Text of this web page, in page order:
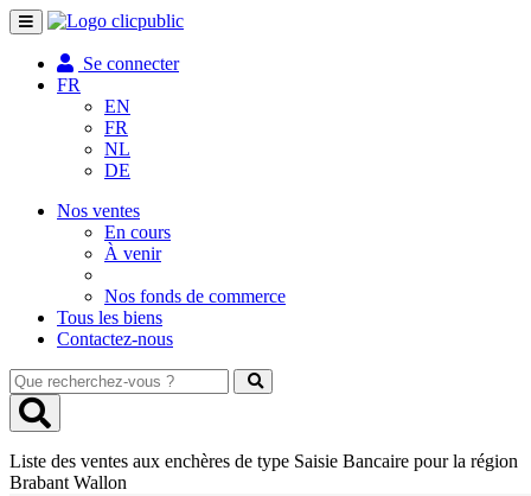
Toggle
navigation
Se connecter
FR
EN
FR
NL
DE
Nos ventes
En cours
À venir
Nos fonds de commerce
Tous les biens
Contactez-nous
Que
recherchez-
vous
Liste des ventes aux enchères de type Saisie Bancaire pour la région
Brabant Wallon